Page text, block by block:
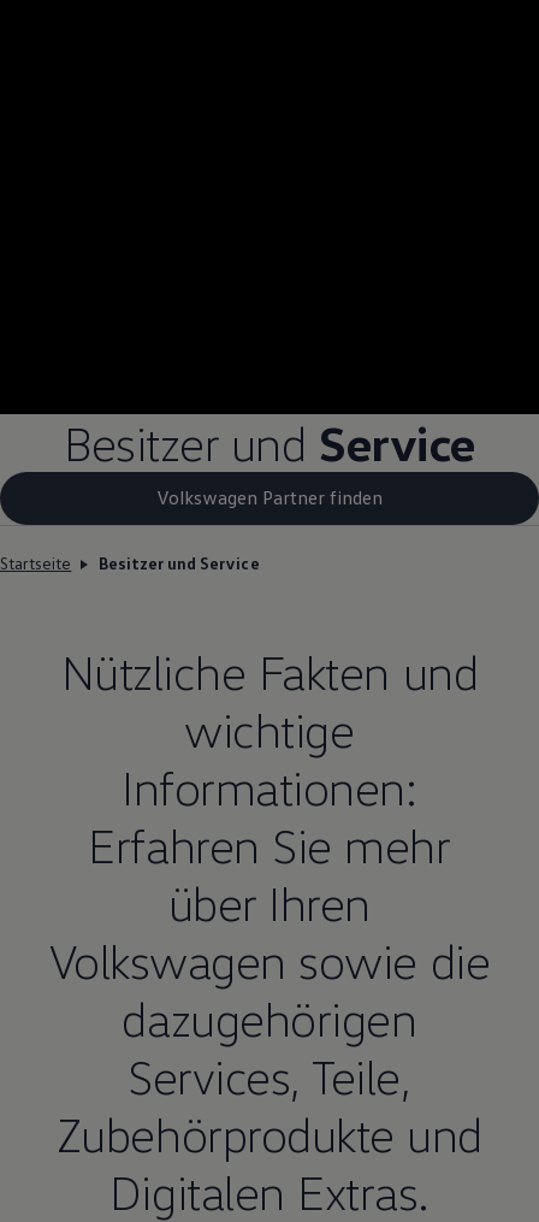
Besitzer und Service
Volkswagen Partner finden
Startseite Besitzer und Service
Nützliche Fakten und
wichtige
Informationen:
Erfahren Sie mehr
über Ihren
Volkswagen sowie die
dazugehörigen
Services, Teile,
Zubehörprodukte und
Digitalen Extras.